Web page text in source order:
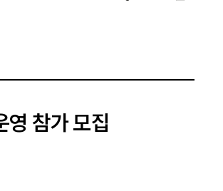
참가 모집